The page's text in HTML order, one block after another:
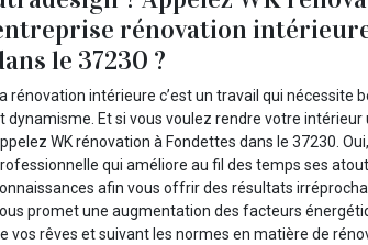
rénovation
le 37230 ?
rénovation intérieure c’est un travail qui nécessite
dynamisme. Et si vous voulez rendre votre intérieur
WK rénovation à Fondettes dans le 37230.
qui améliore au fil des temps ses
afin vous offrir des résultats
promet une augmentation des facteurs
vos rêves et suivant les normes en matière de